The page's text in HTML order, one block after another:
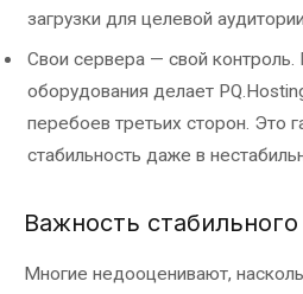
загрузки для целевой
Свои сервера — свой контроль.
оборудования делает
перебоев третьих сторон. Это
стабильность даже в
Важность стабильного
Многие недооценивают,